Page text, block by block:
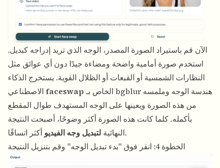
الآن قم باستيراد الصورة المصدر، الوجه الذي تريد إدراجه كبديل.
استخدم صورة أمامية واضحة ومضاءة جيدًا دون أي عوائق مثل
النظارات الشمسية أو القبعات أو الظلال القوية. يستخرج الذكاء
faceswapالخاص بـ bgblur هندسة الوجه وملمسه
من هذه الصورة ويعينها على الوجه المستهدف طوال المقطع
بأكمله. كلما كانت هذه الصورة أكثر وضوحًا، أصبحت النتيجة
النهائية لتبديل وجه الفيديو
أكثر اتساقًا.
الخطوة 4: انقر فوق "بدء تبديل الوجه" وقم بتنزيل النتيجة